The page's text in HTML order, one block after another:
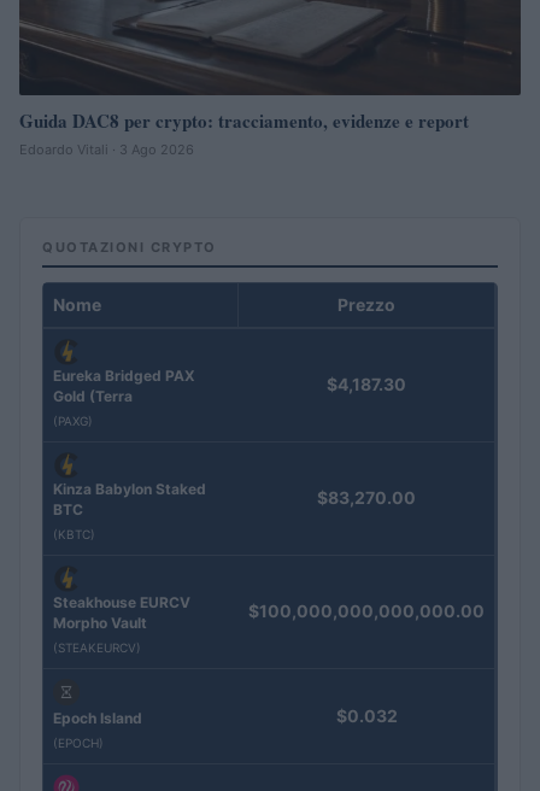
Guida DAC8 per crypto: tracciamento, evidenze e report
Edoardo Vitali · 3 Ago 2026
QUOTAZIONI CRYPTO
Nome Prezzo
Eureka Bridged PAX
Gold (Terra
(PAXG)
$4,187.30
Kinza Babylon Staked
BTC
(KBTC)
$83,270.00
Steakhouse EURCV
Morpho Vault
(STEAKEURCV)
$100,000,000,000,000.00
Epoch Island
(EPOCH)
$0.032